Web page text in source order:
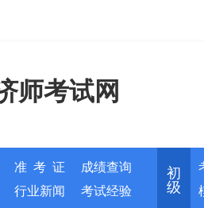
师考试网
准 考 证
成绩查询
行业新闻 考试经验
初
级